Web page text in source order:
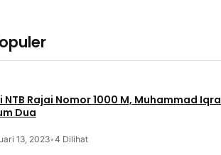
NTB Rajai Nomor 1000 M, Muhammad Iqra
Dua
13, 2023•4 Dilihat